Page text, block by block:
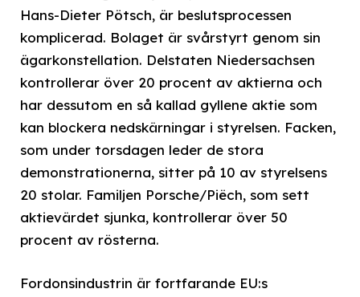
Hans-Dieter Pötsch, är beslutsprocessen
komplicerad. Bolaget är svårstyrt genom sin
ägarkonstellation. Delstaten Niedersachsen
kontrollerar över 20 procent av aktierna och
har dessutom en så kallad gyllene aktie som
kan blockera nedskärningar i styrelsen. Facken,
som under torsdagen leder de stora
demonstrationerna, sitter på 10 av styrelsens
20 stolar. Familjen Porsche/Piëch, som sett
aktievärdet sjunka, kontrollerar över 50
procent av rösterna.
Fordonsindustrin är fortfarande EU:s